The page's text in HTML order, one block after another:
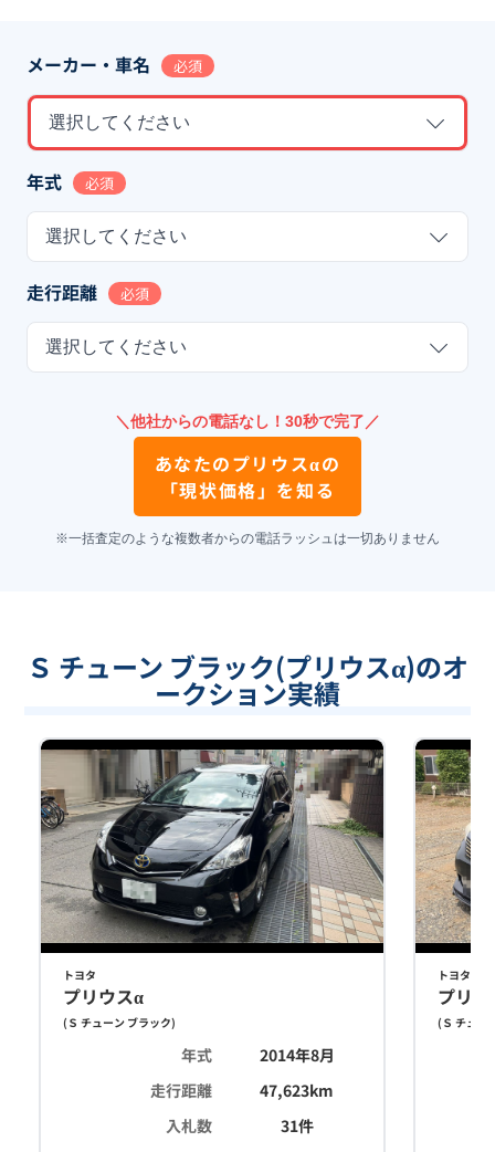
メーカー・車名 必須
選択してください
年式 必須
選択してください
走行距離 必須
選択してください
＼他社からの電話なし！30秒で完了／
あなたのプリウスαの
「現状価格」を知る
※一括査定のような複数者からの電話ラッシュは一切ありません
Ｓ チューン ブラック(プリウスα)のオ
ークション実績
トヨタ
プリウスα
( Ｓ チューン ブラック)
年式
2014年8月
走行距離
47,623km
入札数
31件
トヨタ
プリ
( Ｓ チュー